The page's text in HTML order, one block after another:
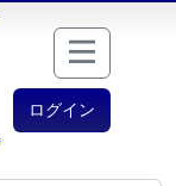
ログイン